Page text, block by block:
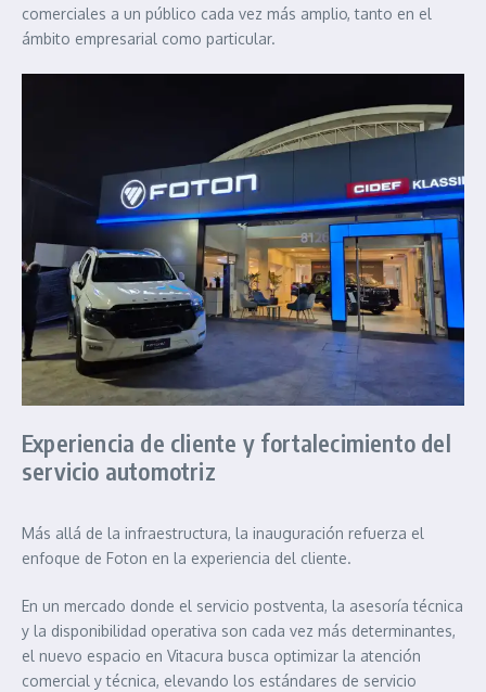
comerciales a un público cada vez más amplio, tanto en el
ámbito empresarial como particular.
Experiencia de cliente y fortalecimiento del
servicio automotriz
Más allá de la infraestructura, la inauguración refuerza el
enfoque de Foton en la experiencia del cliente.
En un mercado donde el servicio postventa, la asesoría técnica
y la disponibilidad operativa son cada vez más determinantes,
el nuevo espacio en Vitacura busca optimizar la atención
comercial y técnica, elevando los estándares de servicio